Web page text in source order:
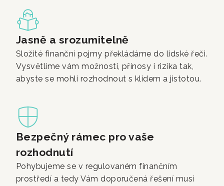
Jasně a srozumitelně
Složité finanční pojmy překládáme do lidské řeči.
Vysvětlíme vám možnosti, přínosy i rizika tak,
abyste se mohli rozhodnout s klidem a jistotou.
Bezpečný rámec pro vaše
rozhodnutí
Pohybujeme se v regulovaném finančním
prostředí a tedy Vám doporučená řešení musí